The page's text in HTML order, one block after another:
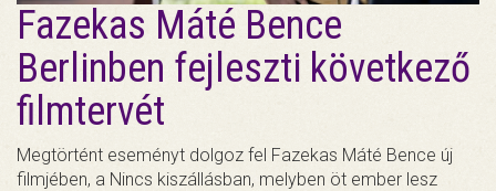
Fazekas Máté Bence
Berlinben fejleszti következő
filmtervét
Megtörtént eseményt dolgoz fel Fazekas Máté Bence új
filmjében, a Nincs kiszállásban, melyben öt ember lesz